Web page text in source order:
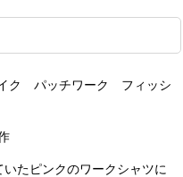
イク パッチワーク フィッシ
たピンクのワークシャツに